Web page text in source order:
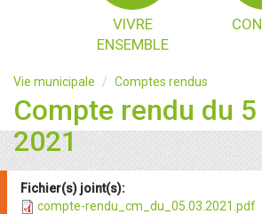
VIVRE
ENSEMBLE
Vie municipale Comptes rendus
Compte rendu du
2021
Fichier(s) joint(s):
compte-rendu_cm_du_05.03.2021.pdf